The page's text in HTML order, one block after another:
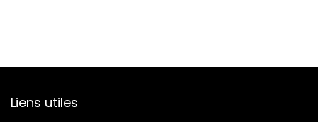
Liens utiles